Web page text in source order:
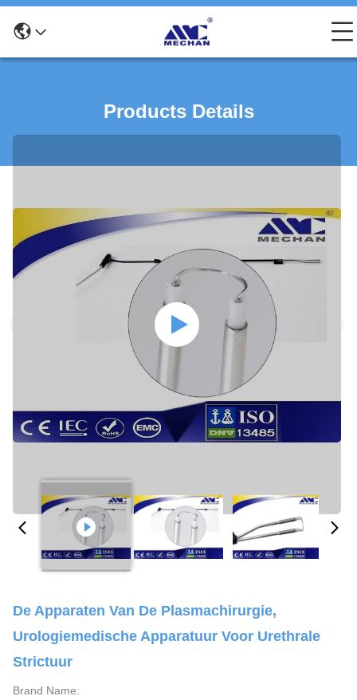
Products Details
De Apparaten Van De Plasmachirurgie,
Urologiemedische Apparatuur Voor Urethrale
Strictuur
Brand Name: